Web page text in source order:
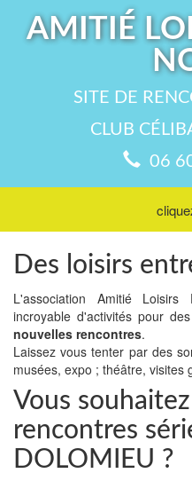
AMITIÉ
SITE DE
CLUB
06
Des loisirs
L'association Amitié
incroyable d'activités pour
nouvelles rencontres.
Laissez vous tenter par des
musées, expo ; théâtre,
Vous
rencontres
DOLOMIEU ?